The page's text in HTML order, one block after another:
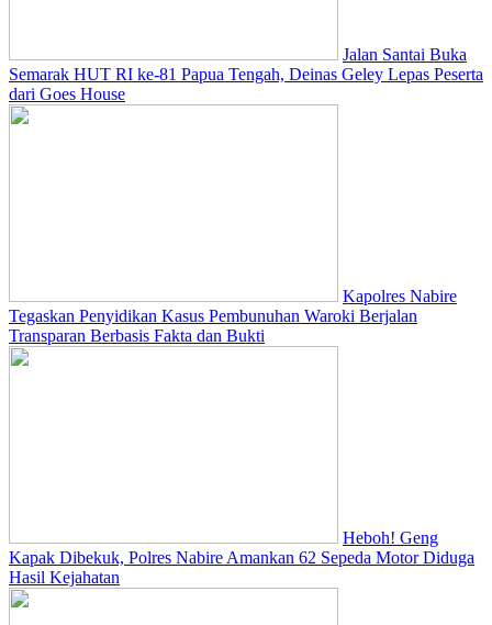
Jalan Santai Buka
Semarak HUT RI ke-81 Papua Tengah, Deinas Geley Lepas Peserta
dari Goes House
Kapolres Nabire
Tegaskan Penyidikan Kasus Pembunuhan Waroki Berjalan
Transparan Berbasis Fakta dan Bukti
Heboh! Geng
Kapak Dibekuk, Polres Nabire Amankan 62 Sepeda Motor Diduga
Hasil Kejahatan